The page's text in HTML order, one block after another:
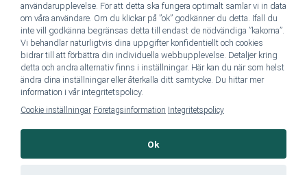
Till SpaDreamsSE hemsida
Företagsinformation & Dataskydd
användarupplevelse. För att detta ska fungera optimalt samlar vi in data
om våra användare. Om du klickar på ”ok” godkänner du detta. Ifall du
inte vill godkänna begränsas detta till endast de nödvändiga ”kakorna”.
Vi behandlar naturligtvis dina uppgifter konfidentiellt och cookies
bidrar till att förbättra din individuella webbupplevelse. Detaljer kring
detta och andra alternativ finns i inställningar. Här kan du när som helst
ändra dina inställningar eller återkalla ditt samtycke. Du hittar mer
information i vår integritetspolicy.
Cookie inställningar Företagsinformation Integritetspolicy
Ok